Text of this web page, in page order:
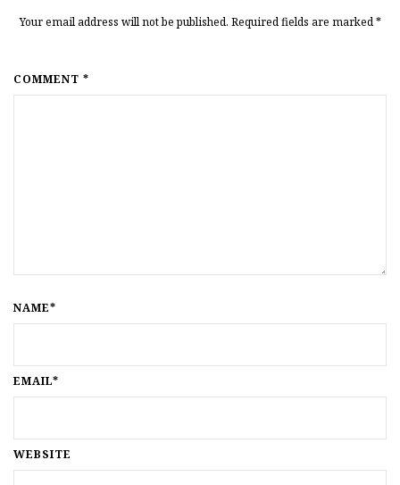
Your email address will not be published. Required fields are marked*
COMMENT *
NAME*
EMAIL*
WEBSITE